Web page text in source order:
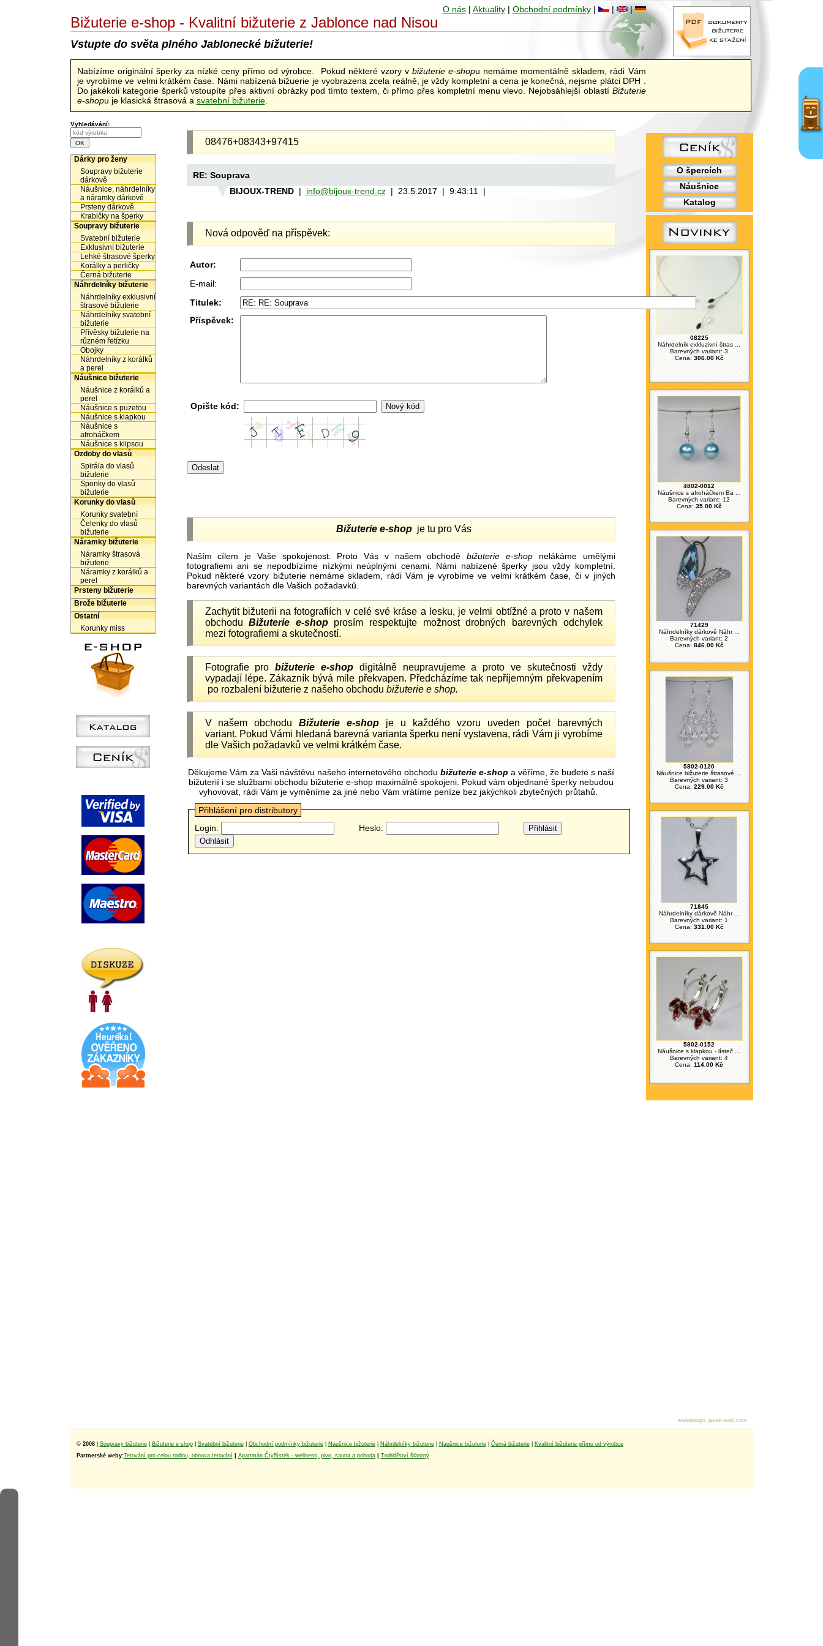
O špercích
Náušnice
Katalog
08225
Náhrdelník exkluzivní štras ...
Barevných variant: 3
Cena:306.00 Kč
4802-0012
Náušnice s afroháčkem Ba ...
Barevných variant: 12
Cena: 35.00 Kč
71429
Náhrdelníky dárkově Náhr ...
Barevných variant: 2
Cena: 846.00 Kč
5802-0120
Náušnice bižuterie štrasové ...
Barevných variant: 3
Cena: 229.00 Kč
71845
Náhrdelníky dárkově Náhr ...
Barevných variant: 1
Cena: 331.00 Kč
5802-0152
Náušnice s klapkou - lísteč ...
Barevných variant: 4
Cena: 114.00 Kč
O nás| Aktuality| Obchodní podmínky| | |
Bižuterie e-shop - Kvalitní bižuterie z Jablonce nad Nisou
Vstupte do světa plného Jablonecké bižuterie!
Nabízíme originální šperky za nízké ceny přímo od výrobce. Pokud některé vzory v bižuterie e-shopu nemáme momentálně skladem, rádi Vám
je vyrobíme ve velmi krátkém čase. Námi nabízená bižuerie je vyobrazena zcela reálně, je vždy kompletní a cena je konečná, nejsme plátci DPH .
Do jakékoli kategorie šperků vstoupíte přes aktivní obrázky pod tímto textem, či přímo přes kompletní menu vlevo. Nejobsáhlejší oblastí Bižuterie
e-shopu je klasická štrasová a svatební bižuterie.
Vyhledávání:
Dárky pro ženy
Soupravy bižuterie
dárkově
Náušnice, náhrdelníky
a náramky dárkově
Prsteny dárkově
Krabičky na šperky
Soupravy bižuterie
Svatební bižuterie
Exklusivní bižuterie
Lehké štrasové šperky
Korálky a perličky
Černá bižuterie
Náhrdelníky bižuterie
Náhrdelníky exklusivní
štrasové bižuterie
Náhrdelníky svatební
bižuterie
Přívěsky bižuterie na
různém řetízku
Obojky
Náhrdelníky z korálků
a perel
Náušnice bižuterie
Náušnice z korálků a
perel
Náušnice s puzetou
Náušnice s klapkou
Náušnice s
afroháčkem
Náušnice s klipsou
Ozdoby do vlasů
Spirála do vlasů
bižuterie
Sponky do vlasů
bižuterie
Korunky do vlasů
Korunky svatební
Čelenky do vlasů
bižuterie
Náramky bižuterie
Náramky štrasová
bižuterie
Náramky z korálků a
perel
Prsteny bižuterie
Brože bižuterie
Ostatní
Korunky miss
08476+08343+97415
RE: Souprava
BIJOUX-TREND| info@bijoux-trend.cz| 23.5.2017 | 9:43:11 |
Nová odpověď na příspěvek:
Autor:
E-mail:
Titulek:
Příspěvek:
Opište kód:
Bižuterie e-shopje tu pro Vás
Naším cílem je Vaše spokojenost. Proto Vás v našem obchoděbižuterie e-shopnelákáme umělými
fotografiemi ani se nepodbízíme nízkými neúplnými cenami. Námi nabízené šperky jsou vždy kompletní.
Pokud některé vzory bižuterie nemáme skladem, rádi Vám je vyrobíme ve velmi krátkém čase, či v jiných
barevných variantách dle Vašich požadavků.
Zachytit bižuterii na fotografiích v celé své kráse a lesku, je velmi obtížné a proto v našem
obchoduBižuterie e-shopprosím respektujte možnost drobných barevných odchylek
mezi fotografiemi a skutečností.
Fotografie probižuterie e-shopdigitálně neupravujeme a proto ve skutečnosti vždy
vypadají lépe. Zákazník bývá mile překvapen. Předcházíme tak nepříjemným překvapením
po rozbalení bižuterie z našeho obchodu bižuterie e shop.
V našem obchoduBižuterie e-shop je u každého vzoru uveden počet barevných
variant. Pokud Vámi hledaná barevná varianta šperku není vystavena, rádi Vám ji vyrobíme
dle Vašich požadavků ve velmi krátkém čase.
Děkujeme Vám za Vaši návštěvu našeho internetového obchodu bižuterie e-shop a věříme, že budete s naší
bižuterií i se službami obchodu bižuterie e-shop maximálně spokojeni. Pokud vám objednané šperky nebudou
vyhovovat, rádi Vám je vyměníme za jiné nebo Vám vrátíme peníze bez jakýchkoli zbytečných průtahů.
Přihlášení pro distributory
Login:
Heslo:
© 2008 Soupravy bižuterie| Bižuterie e shop| Svatební bižuterie| Obchodní podmínky bižuterie| Naušnice bižuterie| Náhrdelníky bižuterie| Naušnice bižuterie| Černá bižuterie|
Kvalitní bižuterie přímo od výrobce
Partnerské weby:Tetování pro celou rodinu, obnova tetování Apartmán Čtyřlístek - wellness, pivo, sauna a pohoda| Truhlářství šťastný
webdesign: jezek-web.com